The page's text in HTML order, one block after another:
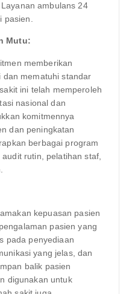
Layanan ambulans 24
pasien.
Mutu:
memberikan
dan mematuhi standar
ini telah memperoleh
nasional dan
komitmennya
dan peningkatan
berbagai program
rutin, pelatihan staf,
kepuasan pasien
pasien yang
pada penyediaan
yang jelas, dan
balik pasien
digunakan untuk